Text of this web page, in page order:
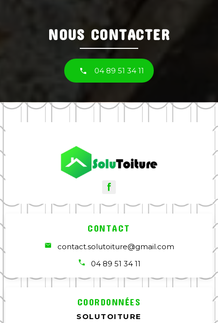
NOUS CONTACTER
04 89 51 34 11
CONTACT
contact.solutoiture@gmail.com
04 89 51 34 11
COORDONNÉES
SOLUTOITURE